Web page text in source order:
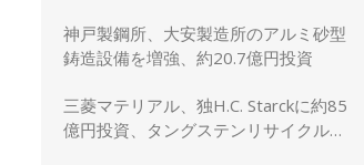
神戸製鋼所、大安製造所のアルミ砂型
鋳造設備を増強、約20.7億円投資
三菱マテリアル、独H.C. Starckに約85
億円投資、タングステンリサイクル能